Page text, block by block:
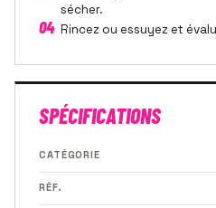
sécher.
04 Rincez ou essuyez et
SPÉCIFICATIONS
CATÉGORIE
RÉF.